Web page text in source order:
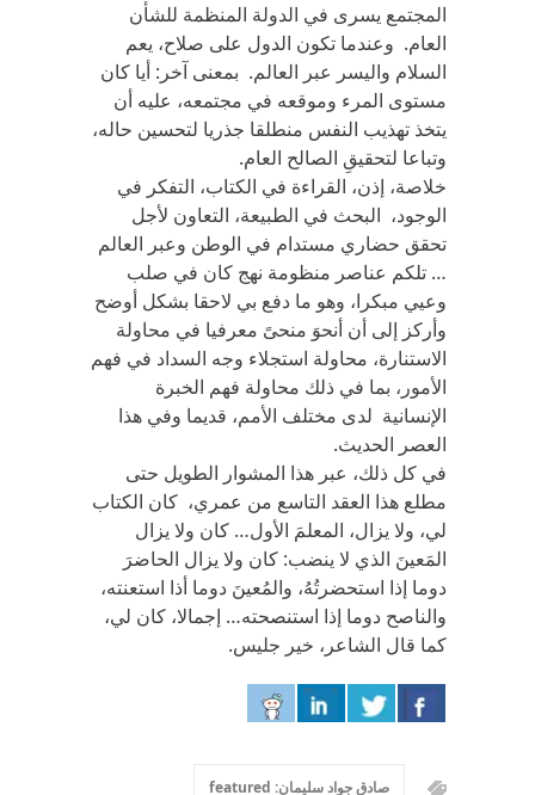
المجتمع يسرى في الدولة المنظمة للشأن
العام. وعندما تكون الدول على صلاح، يعم
السلام واليسر عبر العالم. بمعنى آخر: أيا كان
مستوى المرء وموقعه في مجتمعه، عليه أن
يتخذ تهذيب النفس منطلقا جذريا لتحسين حاله،
وتباعا لتحقيقِ الصالح العام.
خلاصة، إذن، القراءة في الكتاب، التفكر في
الوجود، البحث في الطبيعة، التعاون لأجل
تحقق حضاري مستدام في الوطن وعبر العالم
… تلكم عناصر منظومة نهج كان في صلب
وعيي مبكرا، وهو ما دفع بي لاحقا بشكل أوضح
وأركز إلى أن أنحوَ منحىً معرفيا في محاولة
الاستنارة، محاولة استجلاء وجه السداد في فهم
الأمور، بما في ذلك محاولة فهم الخبرة
الإنسانية لدى مختلف الأمم، قديما وفي هذا
العصر الحديث.
في كل ذلك، عبر هذا المشوار الطويل حتى
مطلع هذا العقد التاسع من عمري، كان الكتاب
لي، ولا يزال، المعلمَ الأول… كان ولا يزال
المَعينَ الذي لا ينضب: كان ولا يزال الحاضرَ
دوما إذا استحضرتُهُ، والمُعينَ دوما أذا استعنته،
والناصح دوما إذا استنصحته… إجمالا، كان لي،
كما قال الشاعر، خير جليس.
صادق جواد سليمان: featured